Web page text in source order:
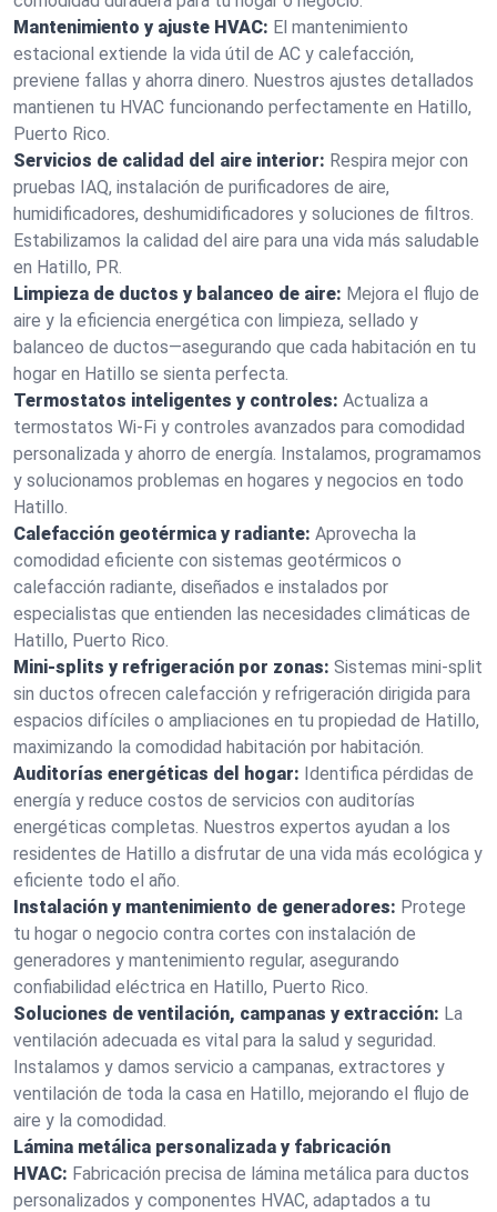
Mantenimiento y ajuste HVAC: El mantenimiento
estacional extiende la vida útil de AC y calefacción,
previene fallas y ahorra dinero. Nuestros ajustes detallados
mantienen tu HVAC funcionando perfectamente en Hatillo,
Puerto Rico.
Servicios de calidad del aire interior: Respira mejor con
pruebas IAQ, instalación de purificadores de aire,
humidificadores, deshumidificadores y soluciones de filtros.
Estabilizamos la calidad del aire para una vida más saludable
en Hatillo, PR.
Limpieza de ductos y balanceo de aire: Mejora el flujo de
aire y la eficiencia energética con limpieza, sellado y
balanceo de ductos—asegurando que cada habitación en tu
hogar en Hatillo se sienta perfecta.
Termostatos inteligentes y controles: Actualiza a
termostatos Wi-Fi y controles avanzados para comodidad
personalizada y ahorro de energía. Instalamos, programamos
y solucionamos problemas en hogares y negocios en todo
Hatillo.
Calefacción geotérmica y radiante: Aprovecha la
comodidad eficiente con sistemas geotérmicos o
calefacción radiante, diseñados e instalados por
especialistas que entienden las necesidades climáticas de
Hatillo, Puerto Rico.
Mini-splits y refrigeración por zonas: Sistemas mini-split
sin ductos ofrecen calefacción y refrigeración dirigida para
espacios difíciles o ampliaciones en tu propiedad de Hatillo,
maximizando la comodidad habitación por habitación.
Auditorías energéticas del hogar: Identifica pérdidas de
energía y reduce costos de servicios con auditorías
energéticas completas. Nuestros expertos ayudan a los
residentes de Hatillo a disfrutar de una vida más ecológica y
eficiente todo el año.
Instalación y mantenimiento de generadores: Protege
tu hogar o negocio contra cortes con instalación de
generadores y mantenimiento regular, asegurando
confiabilidad eléctrica en Hatillo, Puerto Rico.
Soluciones de ventilación, campanas y extracción: La
ventilación adecuada es vital para la salud y seguridad.
Instalamos y damos servicio a campanas, extractores y
ventilación de toda la casa en Hatillo, mejorando el flujo de
aire y la comodidad.
Lámina metálica personalizada y fabricación
HVAC: Fabricación precisa de lámina metálica para ductos
personalizados y componentes HVAC, adaptados a tu